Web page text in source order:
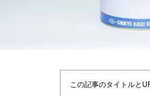
この記事のタイトルと